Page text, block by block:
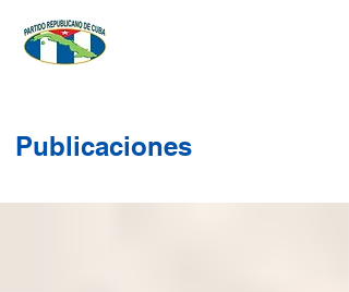
Publicaciones